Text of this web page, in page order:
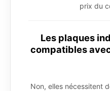
prix du
Les plaques
compatibles
Non, elles nécessitent